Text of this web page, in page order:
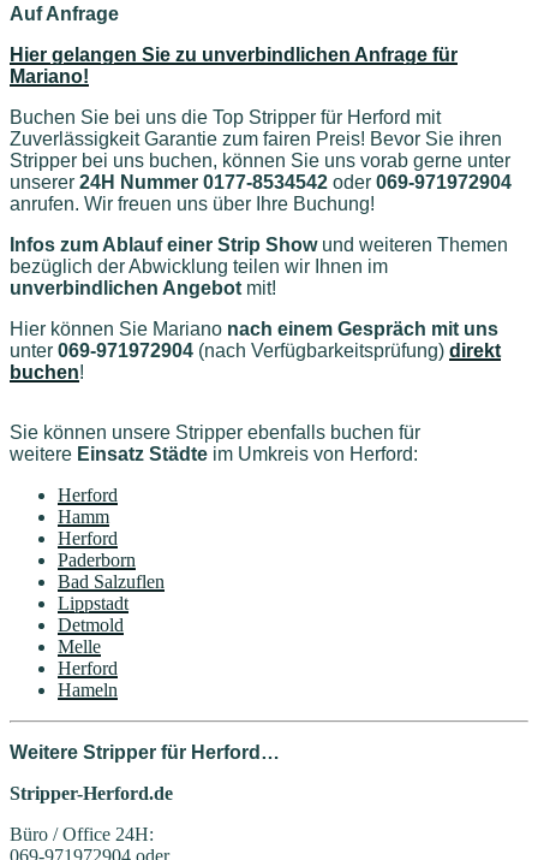
Auf Anfrage
Hier gelangen Sie zu unverbindlichen Anfrage für
Mariano!
Buchen Sie bei uns die Top Stripper für Herford mit
Zuverlässigkeit Garantie zum fairen Preis! Bevor Sie ihren
Stripper bei uns buchen, können Sie uns vorab gerne unter
unserer 24H Nummer 0177-8534542 oder 069-971972904
anrufen. Wir freuen uns über Ihre Buchung!
Infos zum Ablauf einer Strip Showund weiteren Themen
bezüglich der Abwicklung teilen wir Ihnen im
unverbindlichen Angebot mit!
Hier können Sie Mariano nach einem Gespräch mit uns
unter 069-971972904 (nach Verfügbarkeitsprüfung) direkt
buchen!
Sie können unsere Stripper ebenfalls buchen für
weitere Einsatz Städte im Umkreis von Herford:
Herford
Hamm
Herford
Paderborn
Bad Salzuflen
Lippstadt
Detmold
Melle
Herford
Hameln
Weitere Stripper für Herford…
Stripper-Herford.de
Büro / Office 24H:
069-971972904 oder